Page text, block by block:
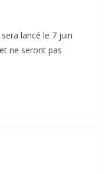
lancé le 7 juin
ne seront pas